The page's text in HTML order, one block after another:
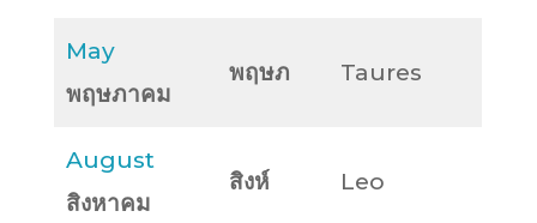
May
พฤษภาคม
พฤษภ Taures
August
สิงหาคม
สิงห์ Leo